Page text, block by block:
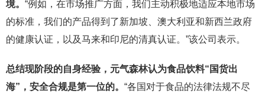
境。 “例如，在市场推广方面，我们主动积极地适应本地市场
的标准，我们的产品得到了新加坡、澳大利亚和新西兰政府
的健康认证，以及马来和印尼的清真认证。”该公司表示。
总结现阶段的自身经验，元气森林认为食品饮料“国货出
海”，安全合规是第一位的。 “各国对于食品的法律法规不尽